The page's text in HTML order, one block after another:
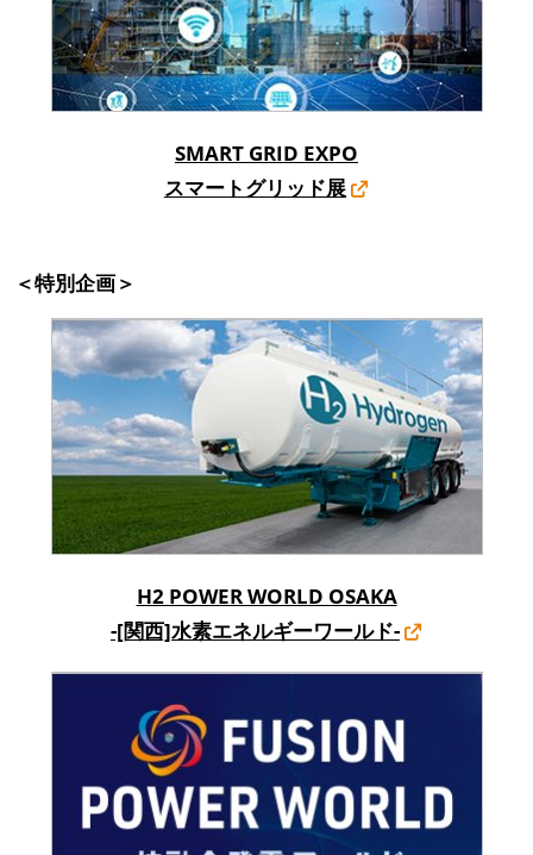
SMART GRID EXPO
スマートグリッド展
＜特別企画＞
H2 POWER WORLD OSAKA
-[関西]水素エネルギーワールド-